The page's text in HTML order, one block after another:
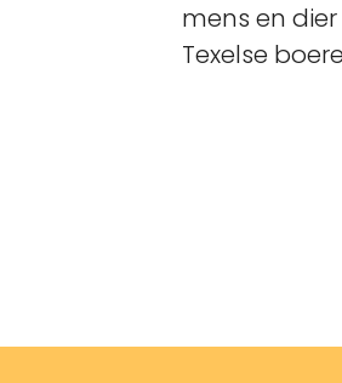
mens en
Texelse